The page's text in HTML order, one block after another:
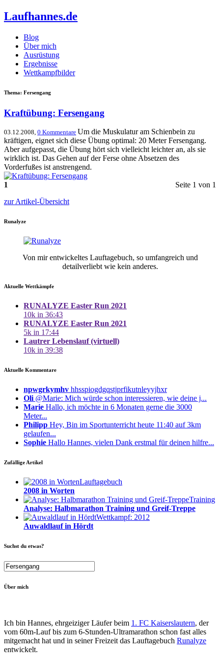
Laufhannes.de
Blog
Über mich
Ausrüstung
Ergebnisse
Wettkampfbilder
Thema: Fersengang
Kraftübung: Fersengang
03.12.2008, 0 Kommentare Um die Muskulatur am Schienbein zu
kräftigen, eignet sich diese Übung optimal: 20 Meter Fersengang.
Aber aufgepasst, die Übung hört sich vielleicht leichter an, als sie
wirklich ist. Das Gehen auf der Ferse ohne Absetzen des
Vorderfußes ist anstrengend.
Seite 1 von 1
1
zur Artikel-Übersicht
Runalyze
Von mir entwickeltes Lauftagebuch, so umfangreich und
detailverliebt wie kein anderes.
Aktuelle Wettkämpfe
RUNALYZE Easter Run 2021
10k in 36:43
RUNALYZE Easter Run 2021
5k in 17:44
Lautrer Lebenslauf (virtuell)
10k in 39:38
Aktuelle Kommentare
npwgrkymhv hhsspiogdgqstjprfikutnleyyjhxr
Oli @Marie: Mich würde schon interessieren, wie deine j...
Marie Hallo, ich möchte in 6 Monaten gerne die 3000
Meter...
Philipp Hey, Bin im Sportunterricht heute 11:40 auf 3km
gelaufen...
Sophie Hallo Hannes, vielen Dank erstmal für deinen hilfre...
Zufällige Artikel
Lauftagebuch
2008 in Worten
Training
Analyse: Halbmarathon Training und Greif-Treppe
Wettkampf: 2012
Auwaldlauf in Hördt
Suchst du etwas?
Über mich
Ich bin Hannes, ehrgeiziger Läufer beim 1. FC Kaiserslautern, der
vom 60m-Lauf bis zum 6-Stunden-Ultramarathon schon fast alles
mitgemacht hat und in seiner Freizeit das Lauftagebuch Runalyze
entwickelt.